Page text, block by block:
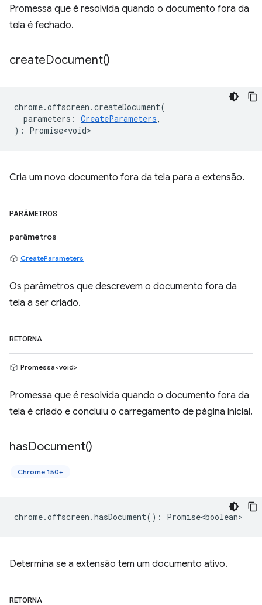
Promessa que é resolvida quando o documento fora da
tela é fechado.
createDocument()
chrome.offscreen .createDocument(
parameters : CreateParameters,
) : Promise<void>
Cria um novo documento fora da tela para a extensão.
PARÂMETROS
parâmetros
CreateParameters
Os parâmetros que descrevem o documento fora da
tela a ser criado.
RETORNA
Promessa<void>
Promessa que é resolvida quando o documento fora da
tela é criado e concluiu o carregamento de página inicial.
hasDocument()
Chrome 150+
chrome.offscreen .hasDocument() : Promise<boolean>
Determina se a extensão tem um documento ativo.
RETORNA